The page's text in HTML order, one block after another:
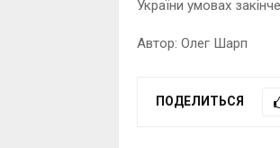
України умовах
Автор: Олег Шарп
ПОДЕЛИТЬСЯ